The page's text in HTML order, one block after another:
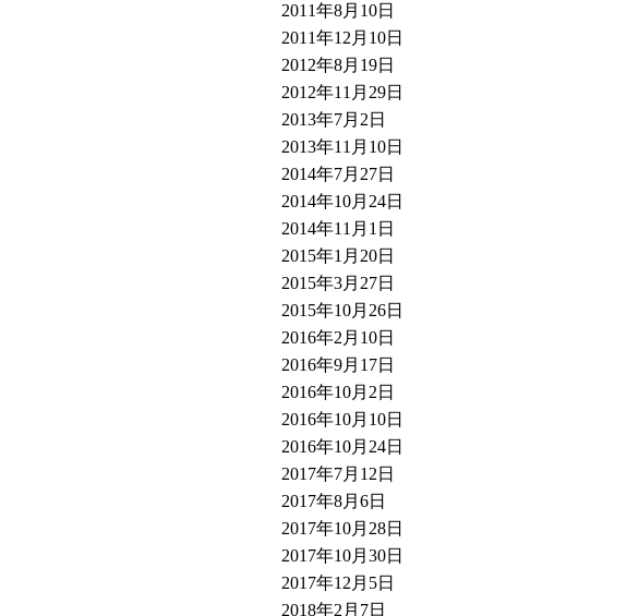
2011年8月10日
2011年12月10日
2012年8月19日
2012年11月29日
2013年7月2日
2013年11月10日
2014年7月27日
2014年10月24日
2014年11月1日
2015年1月20日
2015年3月27日
2015年10月26日
2016年2月10日
2016年9月17日
2016年10月2日
2016年10月10日
2016年10月24日
2017年7月12日
2017年8月6日
2017年10月28日
2017年10月30日
2017年12月5日
2018年2月7日